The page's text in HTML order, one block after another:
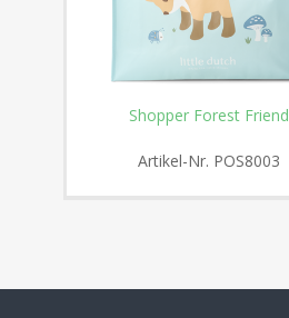
Shopper Forest Friend
Artikel-Nr. POS8003